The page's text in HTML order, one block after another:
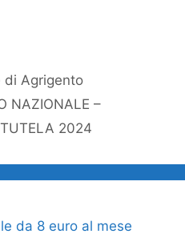
di Agrigento
NAZIONALE –
TUTELA 2024
da 8 euro al mese